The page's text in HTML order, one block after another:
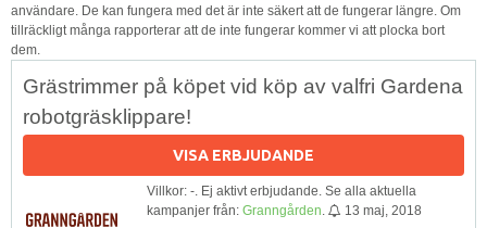
användare. De kan fungera med det är inte säkert att de fungerar längre. Om
tillräckligt många rapporterar att de inte fungerar kommer vi att plocka bort
dem.
Grästrimmer på köpet vid köp av valfri Gardena
robotgräsklippare!
VISA ERBJUDANDE
Villkor: -. Ej aktivt erbjudande. Se alla aktuella
kampanjer från: Granngården 13 maj, 2018